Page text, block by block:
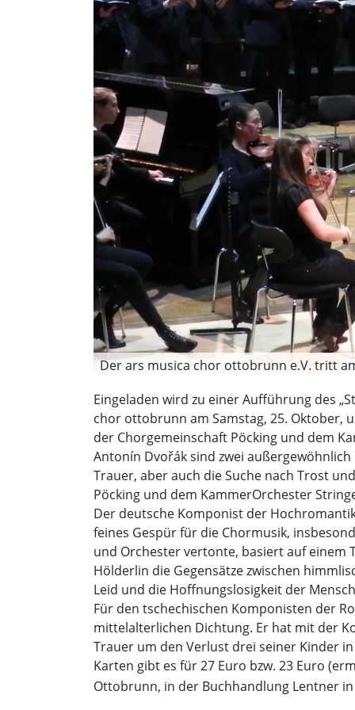
Der ars musica chor ottobrunn e.V. tritt
Eingeladen wird zu einer Aufführung des
chor ottobrunn am Samstag, 25. Oktober,
der Chorgemeinschaft Pöcking und dem
Antonín Dvořák sind zwei
Trauer, aber auch die Suche nach Trost
Pöcking und dem KammerOrchester
Der deutsche Komponist der
feines Gespür für die Chormusik,
und Orchester vertonte, basiert auf einem
Hölderlin die Gegensätze zwischen
Leid und die Hoffnungslosigkeit der
Für den tschechischen Komponisten der
mittelalterlichen Dichtung. Er hat mit der
Trauer um den Verlust drei seiner Kinder in
Karten gibt es für 27 Euro bzw. 23 Euro
Ottobrunn, in der Buchhandlung Lentner